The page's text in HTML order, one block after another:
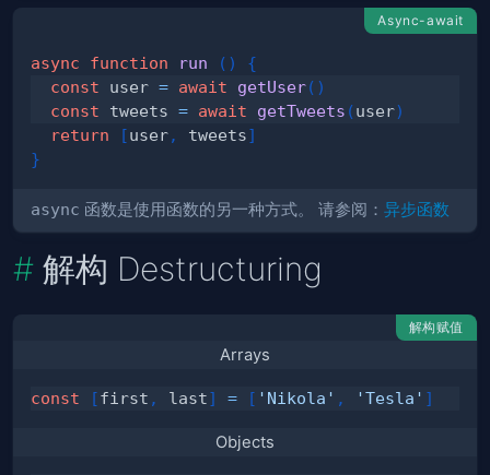
Async-await
async function run ( )
{
const user = await getUser( )
const tweets = await getTweets (user)
return
[user, tweets]
}
async 函数是使用函数的另一种方式。 请参阅： 异步函数
解构 Destructuring
解构赋值
Arrays
const [first , last] = [ 'Nikola' , 'Tesla' ]
Objects